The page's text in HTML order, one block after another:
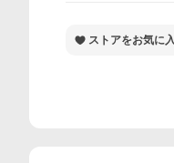
ストアをお気に